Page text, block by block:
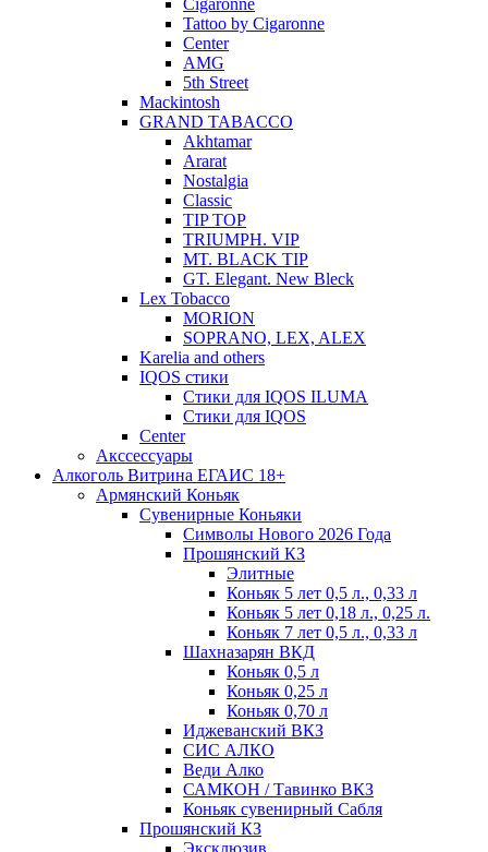
Cigaronne
Tattoo by Cigaronne
Center
AMG
5th Street
Mackintosh
GRAND TABACCO
Akhtamar
Ararat
Nostalgia
Classic
TIP TOP
TRIUMPH. VIP
MT. BLACK TIP
GT. Elegant. New Bleck
Lex Tobacco
MORION
SOPRANO, LEX, ALEX
Karelia and others
IQOS стики
Стики для IQOS ILUMA
Стики для IQOS
Сenter
Акссессуары
Алкоголь Витрина ЕГАИС 18+
Армянский Коньяк
Сувенирные Коньяки
Символы Нового 2026 Года
Прошянский КЗ
Элитные
Коньяк 5 лет 0,5 л., 0,33 л
Коньяк 5 лет 0,18 л., 0,25 л.
Коньяк 7 лет 0,5 л., 0,33 л
Шахназарян ВКД
Коньяк 0,5 л
Коньяк 0,25 л
Коньяк 0,70 л
Иджеванский ВКЗ
СИС АЛКО
Веди Алко
САМКОН / Тавинко ВКЗ
Коньяк сувенирный Сабля
Прошянский КЗ
Эксклюзив